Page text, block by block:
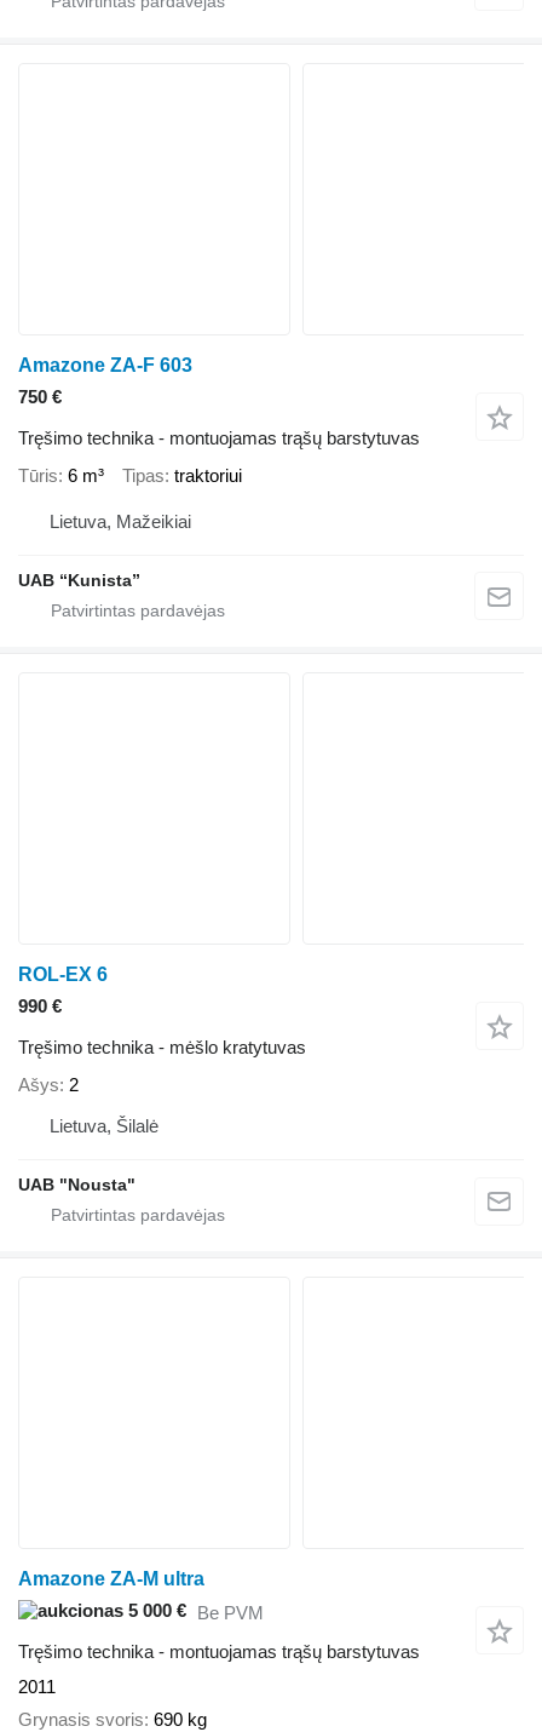
Amazone ZA-F 603
750 €
Tręšimo technika - montuojamas trąšų barstytuvas
Tūris 6 m³ Tipas traktoriui
Lietuva, Mažeikiai
UAB “Kunista”
ROL-EX 6
990 €
Tręšimo technika - mėšlo kratytuvas
Ašys 2
Lietuva, Šilalė
UAB "Nousta"
Amazone ZA-M ultra
5 000 € Be PVM
Tręšimo technika - montuojamas trąšų barstytuvas
2011
Grynasis svoris 690 kg